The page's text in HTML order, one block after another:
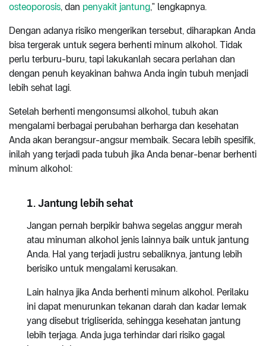
osteoporosis, dan penyakit jantung," lengkapnya.
Dengan adanya risiko mengerikan tersebut, diharapkan Anda
bisa tergerak untuk segera berhenti minum alkohol. Tidak
perlu terburu-buru, tapi lakukanlah secara perlahan dan
dengan penuh keyakinan bahwa Anda ingin tubuh menjadi
lebih sehat lagi.
Setelah berhenti mengonsumsi alkohol, tubuh akan
mengalami berbagai perubahan berharga dan kesehatan
Anda akan berangsur-angsur membaik. Secara lebih spesifik,
inilah yang terjadi pada tubuh jika Anda benar-benar berhenti
minum alkohol:
1. Jantung lebih sehat
Jangan pernah berpikir bahwa segelas anggur merah
atau minuman alkohol jenis lainnya baik untuk jantung
Anda. Hal yang terjadi justru sebaliknya, jantung lebih
berisiko untuk mengalami kerusakan.
Lain halnya jika Anda berhenti minum alkohol. Perilaku
ini dapat menurunkan tekanan darah dan kadar lemak
yang disebut trigliserida, sehingga kesehatan jantung
lebih terjaga. Anda juga terhindar dari risiko gagal